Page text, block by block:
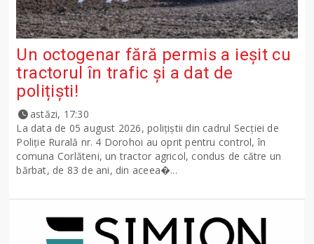
Un octogenar fără permis a ieșit cu
tractorul în trafic și a dat de
polițiști!
astăzi, 17:30
La data de 05 august 2026, polițiștii din cadrul Secției de
Poliție Rurală nr. 4 Dorohoi au oprit pentru control, în
comuna Corlăteni, un tractor agricol, condus de către un
bărbat, de 83 de ani, din aceea�...